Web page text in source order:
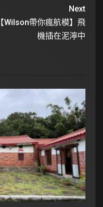
Next
【Wilson帶你瘋航模】飛
機插在泥濘中